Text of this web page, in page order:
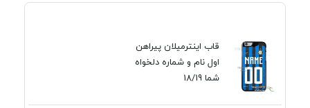
قاب اینترمیلان پیراهن
اول نام و شماره دلخواه
شما 18/19